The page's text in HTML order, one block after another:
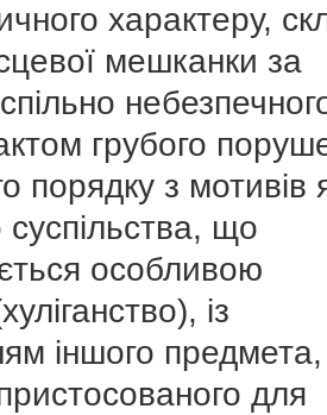
характеру,
мешканки за
грубого
порядку з мотивів
що
особливою
із
іншого предмета,
для